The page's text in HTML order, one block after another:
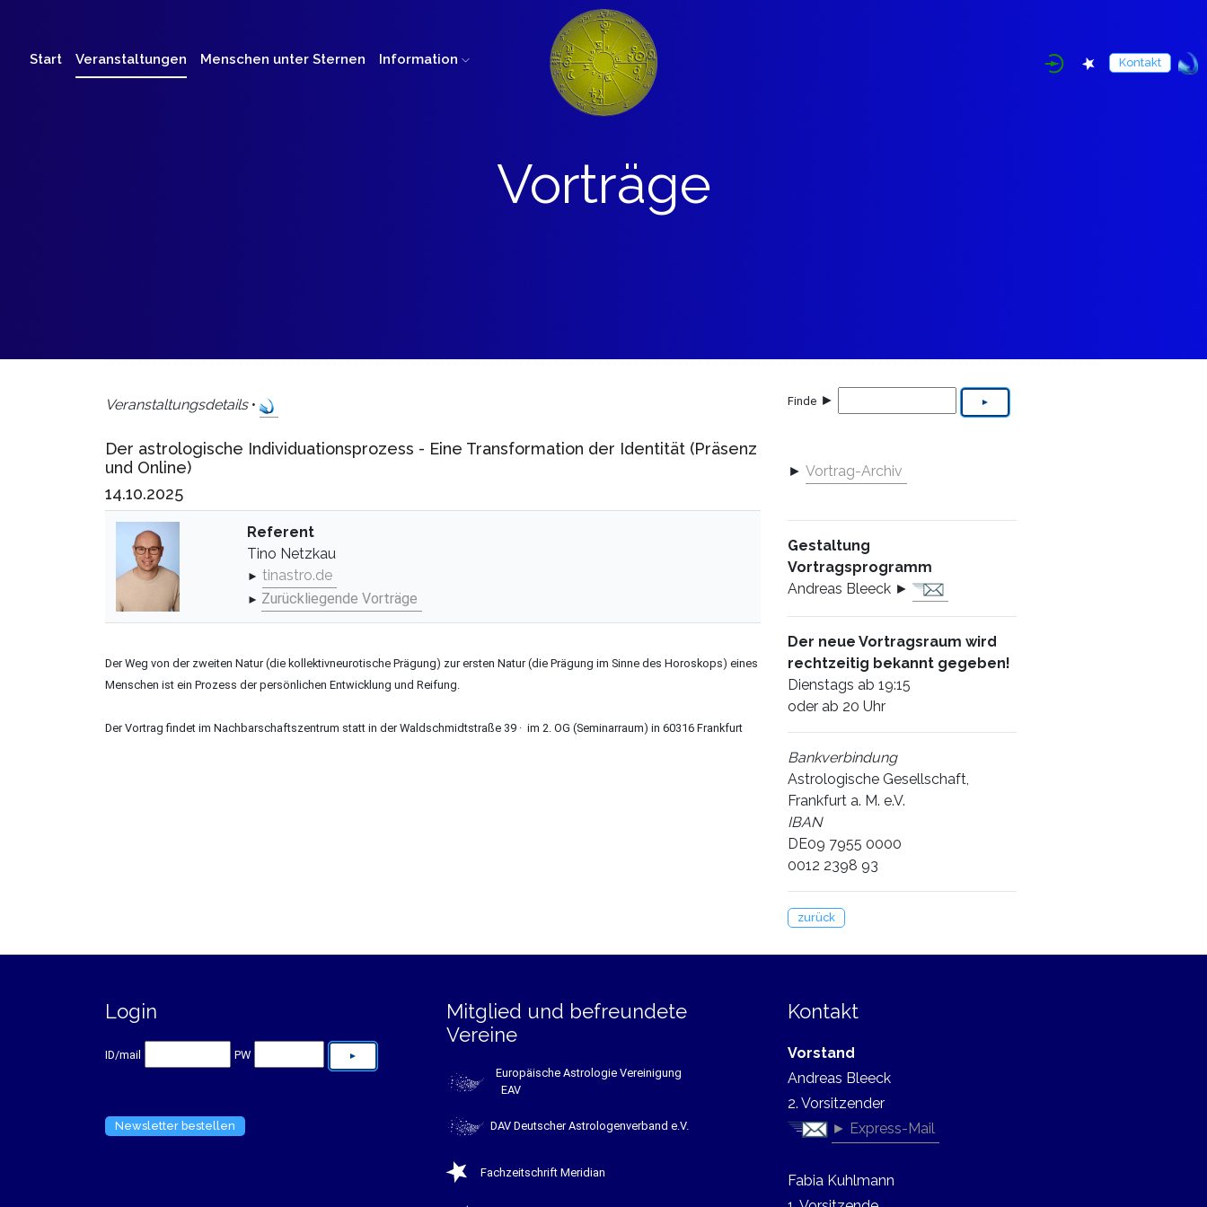
Start Veranstaltungen Menschen unter Sternen Information Kontakt
Vorträge
Veranstaltungsdetails•
Der astrologische Individuationsprozess - Eine Transformation der Identität (Präsenz
und Online)
14.10.2025
Referent
Tino Netzkau
► tinastro.de
► Zurückliegende Vorträge
Der Weg von der zweiten Natur (die kollektivneurotische Prägung) zur ersten Natur (die Prägung im Sinne des Horoskops) eines
Menschen ist ein Prozess der persönlichen Entwicklung und Reifung.
Der Vortrag findet im Nachbarschaftszentrum statt in der Waldschmidtstraße 39 · im 2. OG (Seminarraum) in 60316 Frankfurt
Finde ►
► Vortrag-Archiv
Gestaltung
Vortragsprogramm
Andreas Bleeck ►
Der neue Vortragsraum wird
rechtzeitig bekannt gegeben!
Dienstags ab 19:15
oder ab 20 Uhr
Bankverbindung
Astrologische Gesellschaft,
Frankfurt a. M. e.V.
IBAN
DE09 7955 0000
0012 2398 93
zurück
Login
ID/mail PW
Newsletter bestellen
Mitglied und befreundete
Vereine
Europäische Astrologie Vereinigung
EAV
DAV Deutscher Astrologenverband e.V.
Fachzeitschrift Meridian
Kontakt
Vorstand
Andreas Bleeck
2. Vorsitzender
► Express-Mail
Fabia Kuhlmann